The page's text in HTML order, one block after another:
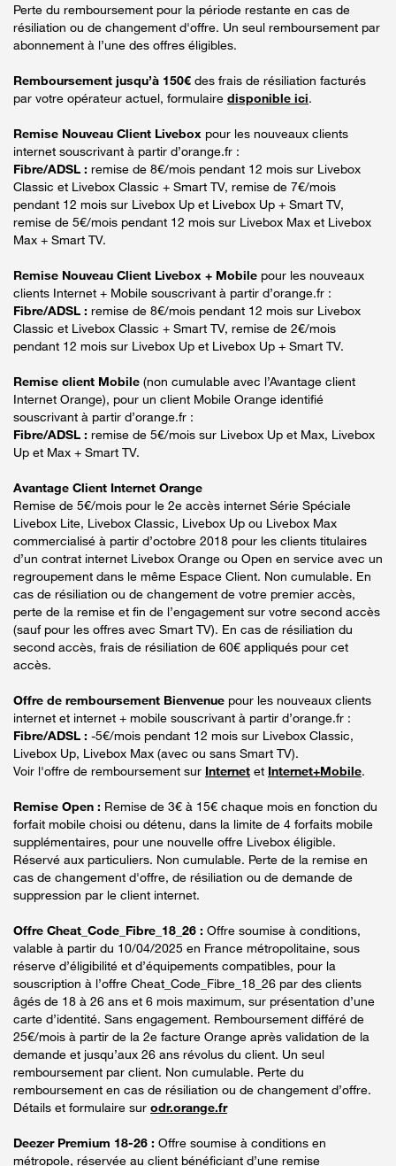
Perte du remboursement pour la période restante en cas de
résiliation ou de changement d'offre. Un seul remboursement par
abonnement à l’une des offres éligibles.
Remboursement jusqu’à 150€ des frais de résiliation facturés
par votre opérateur actuel, formulaire disponible ici.
Remise Nouveau Client Livebox pour les nouveaux clients
internet souscrivant à partir d’orange.fr :
Fibre/ADSL : remise de 8€/mois pendant 12 mois sur Livebox
Classic et Livebox Classic + Smart TV, remise de 7€/mois
pendant 12 mois sur Livebox Up et Livebox Up + Smart TV,
remise de 5€/mois pendant 12 mois sur Livebox Max et Livebox
Max + Smart TV.
Remise Nouveau Client Livebox + Mobile pour les nouveaux
clients Internet + Mobile souscrivant à partir d’orange.fr :
Fibre/ADSL : remise de 8€/mois pendant 12 mois sur Livebox
Classic et Livebox Classic + Smart TV, remise de 2€/mois
pendant 12 mois sur Livebox Up et Livebox Up + Smart TV.
Remise client Mobile (non cumulable avec l’Avantage client
Internet Orange), pour un client Mobile Orange identifié
souscrivant à partir d’orange.fr :
Fibre/ADSL : remise de 5€/mois sur Livebox Up et Max, Livebox
Up et Max + Smart TV.
Avantage Client Internet Orange
Remise de 5€/mois pour le 2e accès internet Série Spéciale
Livebox Lite, Livebox Classic, Livebox Up ou Livebox Max
commercialisé à partir d’octobre 2018 pour les clients titulaires
d’un contrat internet Livebox Orange ou Open en service avec un
regroupement dans le même Espace Client. Non cumulable. En
cas de résiliation ou de changement de votre premier accès,
perte de la remise et fin de l’engagement sur votre second accès
(sauf pour les offres avec Smart TV). En cas de résiliation du
second accès, frais de résiliation de 60€ appliqués pour cet
accès.
Offre de remboursement Bienvenue pour les nouveaux clients
internet et internet + mobile souscrivant à partir d’orange.fr :
Fibre/ADSL : -5€/mois pendant 12 mois sur Livebox Classic,
Livebox Up, Livebox Max (avec ou sans Smart TV).
Voir l'offre de remboursement sur Internet et Internet+Mobile.
Remise Open : Remise de 3€ à 15€ chaque mois en fonction du
forfait mobile choisi ou détenu, dans la limite de 4 forfaits mobile
supplémentaires, pour une nouvelle offre Livebox éligible.
Réservé aux particuliers. Non cumulable. Perte de la remise en
cas de changement d'offre, de résiliation ou de demande de
suppression par le client internet.
Offre Cheat_Code_Fibre_18_26 : Offre soumise à conditions,
valable à partir du 10/04/2025 en France métropolitaine, sous
réserve d’éligibilité et d’équipements compatibles, pour la
souscription à l’offre Cheat_Code_Fibre_18_26 par des clients
âgés de 18 à 26 ans et 6 mois maximum, sur présentation d’une
carte d’identité. Sans engagement. Remboursement différé de
25€/mois à partir de la 2e facture Orange après validation de la
demande et jusqu’aux 26 ans révolus du client. Un seul
remboursement par client. Non cumulable. Perte du
remboursement en cas de résiliation ou de changement d’offre.
Détails et formulaire sur odr.orange.fr
Deezer Premium 18-26 : Offre soumise à conditions en
métropole, réservée au client bénéficiant d’une remise